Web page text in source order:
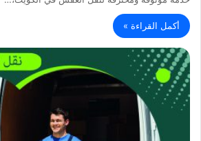
أكمل القراءة »